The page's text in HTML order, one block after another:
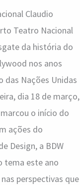
Claudio
Teatro Nacional
da história do
nos anos
das Nações Unidas
dia 18 de março,
o início do
ações do
Design, a BDW
tema este ano
perspectivas que